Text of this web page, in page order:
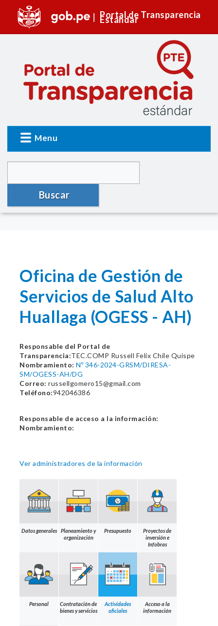
Portal de Transparencia
Estándar
Menu
Buscar
Oficina de Gestión de
Servicios de Salud Alto
Huallaga (OGESS - AH)
Responsable del Portal de
Transparencia:TEC.COMP Russell Felix Chile Quispe
Nombramiento: Nº 346-2024-GRSM/DIRESA-
SM/OGESS-AH/DG
Correo: russellgomero15@gmail.com
Teléfono:942046386
Responsable de acceso a la información:
Nombramiento:
Ver administradores de la información
Datos generales
Planeamiento y
organización
Presupuesto
Proyectos de
inversión e
Infobras
Personal
Contratación de
bienes y servicios
Actividades
oficiales
Acceso a la
información